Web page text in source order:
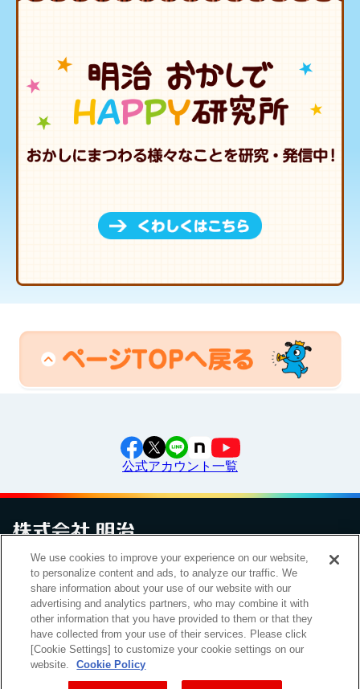
公式アカウント一覧
お問い合わせ サイトマップ個人情報保護について電子公告
アクセシビリティへの対応方針ご利用規約明治グループのDX
Cookie Settings
明治ホールディングス株式会社 （ ｜ 簡体 ）
Meiji Seika ファルマ株式会社
We use cookies to improve your experience on our website,
to personalize content and ads, to analyze our traffic. We
share information about your use of our website with our
advertising and analytics partners, who may combine it with
other information that you have provided to them or that they
have collected from your use of their services. Please click
[Cookie Settings] to customize your cookie settings on our
website.
Cookie Policy